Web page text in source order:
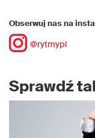
Obserwuj nas na
@rytmypl
Sprawdź